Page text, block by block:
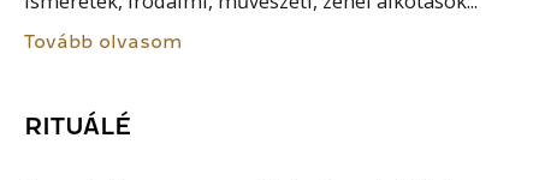
Tovább olvasom
RITUÁLÉ